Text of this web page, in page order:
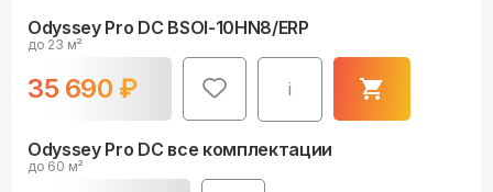
Odyssey Pro DC BSOI-10HN8/ERP
до 23 м²
35 690 ₽ i
Odyssey Pro DC все комплектации
до 60 м²